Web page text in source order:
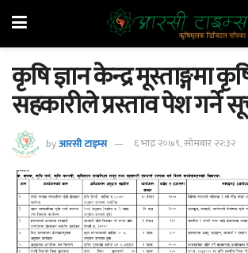
कृषि ज्ञान केन्द्र मूस्ताङ्गमा
सहकारीले प्रस्ताव पेश गर्ने
byआरसी टाइम्स ६ भाद्र २०७९, सोमबार २२:३२